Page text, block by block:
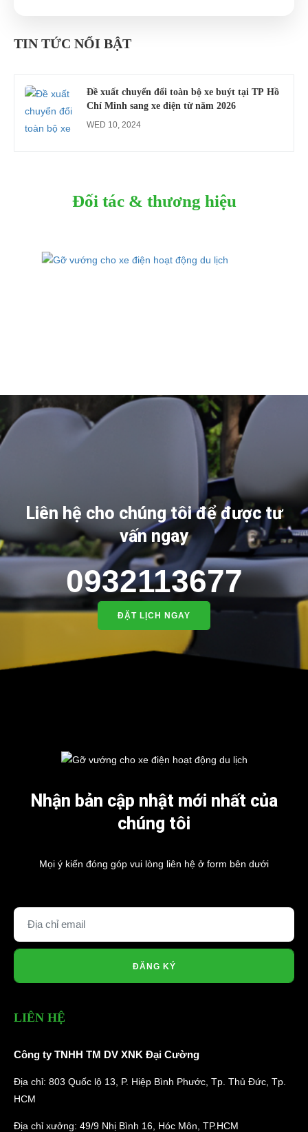
gổ khi đón du khách ở Quy Nhơn
TIN TỨC NỔI BẬT
Đề xuất chuyển đổi toàn bộ xe buýt tại TP Hồ
Chí Minh sang xe điện từ năm 2026
WED 10, 2024
Đối tác & thương hiệu
Liên hệ cho chúng tôi để được tư
vấn ngay
0932113677
ĐẶT LỊCH NGAY
Nhận bản cập nhật mới nhất của
chúng tôi
Mọi ý kiến đóng góp vui lòng liên hệ ở form bên dưới
ĐĂNG KÝ
LIÊN HỆ
Công ty TNHH TM DV XNK Đại Cường
Địa chỉ: 803 Quốc lộ 13, P. Hiệp Bình Phước, Tp. Thủ Đức, Tp.
HCM
Địa chỉ xưởng: 49/9 Nhị Bình 16, Hóc Môn, TP.HCM